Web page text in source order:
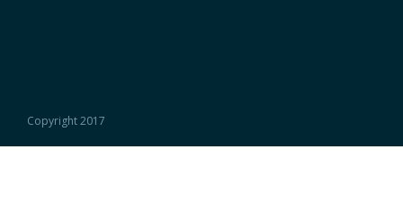
Copyright 2017